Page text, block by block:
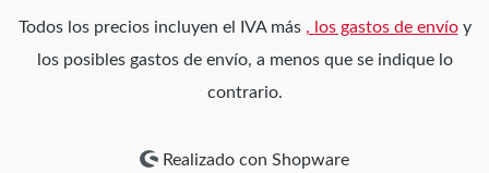
Todos los precios incluyen el IVA más , los gastos de envíoy
los posibles gastos de envío, a menos que se indique lo
contrario.
Realizado con Shopware